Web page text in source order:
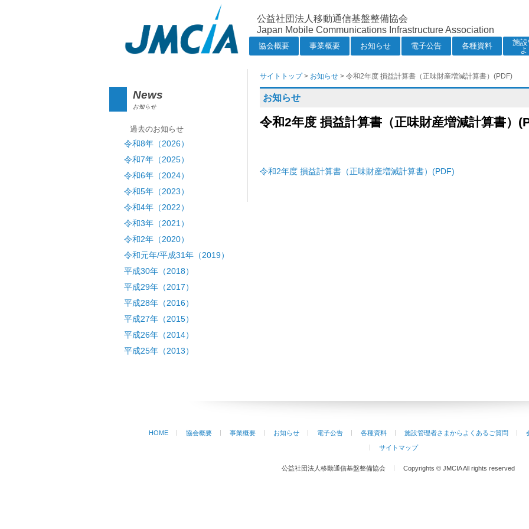
公益社団法人移動通信基盤整備協会
Japan Mobile Communications Infrastructure Association
協会概要 事業概要 お知らせ 電子公告 各種資料
施
サイトトップ> お知らせ> 令和2年度 損益計算書（正味財産増減計算書）(PDF)
お知らせ
令和2年度 損益計算書（正味財産増減計算書）
令和2年度 損益計算書（正味財産増減計算書）(PDF)
News
お知らせ
過去のお知らせ
令和8年（2026）
令和7年（2025）
令和6年（2024）
令和5年（2023）
令和4年（2022）
令和3年（2021）
令和2年（2020）
令和元年/平成31年（2019）
平成30年（2018）
平成29年（2017）
平成28年（2016）
平成27年（2015）
平成26年（2014）
平成25年（2013）
HOME 協会概要 事業概要 お知らせ 電子公告 各種資料 施設管理者さまからよくあるご質問
サイトマップ
公益社団法人移動通信基盤整備協会 Copyrights © JMCIA All rights reserved